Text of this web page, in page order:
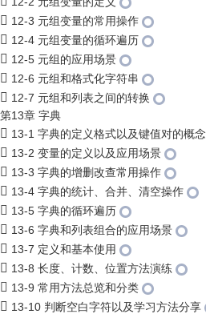
12-3 元组变量的常用操作
12-4 元组变量的循环遍历
12-5 元组的应用场景
12-6 元组和格式化字符串
12-7 元组和列表之间的转换
第13章 字典
13-1 字典的定义格式以及键值对的概念
13-2 变量的定义以及应用场景
13-3 字典的增删改查常用操作
13-4 字典的统计、合并、清空操作
13-5 字典的循环遍历
13-6 字典和列表组合的应用场景
13-7 定义和基本使用
13-8 长度、计数、位置方法演练
13-9 常用方法总览和分类
13-10 判断空白字符以及学习方法分享